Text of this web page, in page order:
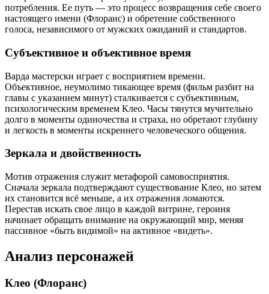
потребления. Ее путь — это процесс возвращения себе своего
настоящего имени (Флоранс) и обретение собственного
голоса, независимого от мужских ожиданий и стандартов.
Субъективное и объективное время
Варда мастерски играет с восприятием времени.
Объективное, неумолимо тикающее время (фильм разбит на
главы с указанием минут) сталкивается с субъективным,
психологическим временем Клео. Часы тянутся мучительно
долго в моменты одиночества и страха, но обретают глубину
и легкость в моменты искреннего человеческого общения.
Зеркала и двойственность
Мотив отражения служит метафорой самовосприятия.
Сначала зеркала подтверждают существование Клео, но затем
их становится всё меньше, а их отражения ломаются.
Перестав искать свое лицо в каждой витрине, героиня
начинает обращать внимание на окружающий мир, меняя
пассивное «быть видимой» на активное «видеть».
Анализ персонажей
Клео (Флоранс)